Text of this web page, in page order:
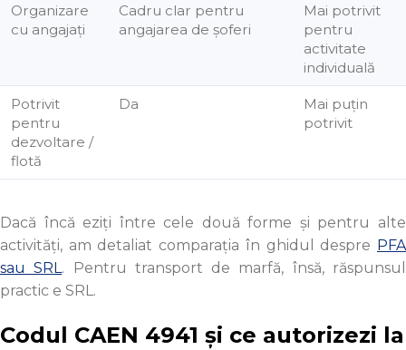
Organizare
cu angajați
Cadru clar pentru
angajarea de șoferi
Mai potrivit
pentru
activitate
individuală
Potrivit
pentru
dezvoltare /
flotă
Da
Mai puțin
potrivit
Dacă încă eziți între cele două forme și pentru alte
activități, am detaliat comparația în ghidul despre PFA
sau SRL. Pentru transport de marfă, însă, răspunsul
practic e SRL.
Codul CAEN 4941 și ce autorizezi la